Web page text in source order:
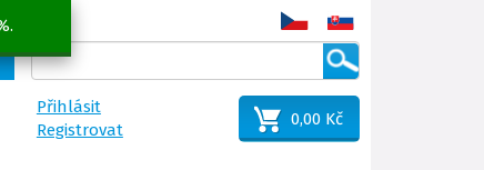
Přihlásit
Registrovat
0,00 Kč